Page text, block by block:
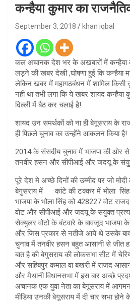
कन्हैया कुमार का
September 3, 2018 khan iqbal
कल अचानक देश भर के अखबारों में कन्हैया
लड़ने की खबर देखी ,घोषणा हुई कि कन्हैया
लेकिन खबर में महागठबंधन में शामिल किसी
नही था तभी लगा कि ये खबर शायद कन्हैया
दिल्ली में बैठ कर चलाई है!
शायद उन समर्थकों को ना ही बेगूसराय के
ही पिछले चुनाव का उन्होंने आकलन किया है!
2014 के संसदीय चुनाव में भाजपा की ओर
तनवीर हसन और सीपीआई और जदयू के
पूरे देश मे अच्छे दिनों की उम्मीद पर जो
बेगुसराय में कांटे की टक्कर में भोला सिंह
भाजपा के भोला सिंह को 428227 वोट
वोट और सीपीआई और जदयू के सयुक्त
सेक्युलर वोटो के बंटवारे के बावजूद भाजपा
और जिस प्रकार से नतीजे आये थे उसके
चुनाव में तनवीर हसन बहुत आसानी से जीत
बात है की बेगुसराय की लोकसभा सीट में
और सहिबपुर कमाल वा बखरी में राजद
और मैथानी विधानसभा में इस बार अच्छे
अचानक एक युवा नेता का बेगूसराय में आगमन
मीडिया उनकी बेगूसराय में दी चार सभा